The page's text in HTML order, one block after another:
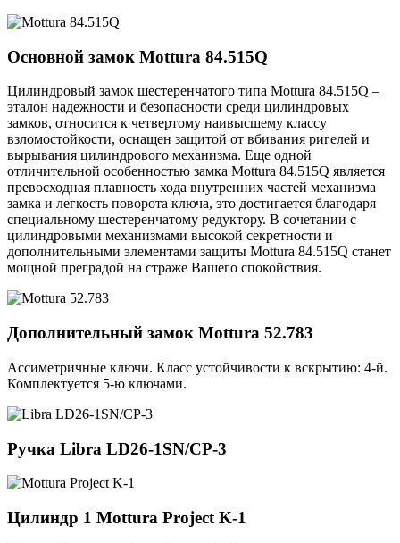
Основной замок Mottura 84.515Q
Цилиндровый замок шестеренчатого типа Mottura 84.515Q –
эталон надежности и безопасности среди цилиндровых
замков, относится к четвертому наивысшему классу
взломостойкости, оснащен защитой от вбивания ригелей и
вырывания цилиндрового механизма. Еще одной
отличительной особенностью замка Mottura 84.515Q является
превосходная плавность хода внутренних частей механизма
замка и легкость поворота ключа, это достигается благодаря
специальному шестеренчатому редуктору. В сочетании с
цилиндровыми механизмами высокой секретности и
дополнительными элементами защиты Mottura 84.515Q станет
мощной преградой на страже Вашего спокойствия.
Дополнительный замок Mottura 52.783
Ассиметричные ключи. Класс устойчивости к вскрытию: 4-й.
Комплектуется 5-ю ключами.
Ручка Libra LD26-1SN/CP-3
Цилиндр 1 Mottura Project K-1